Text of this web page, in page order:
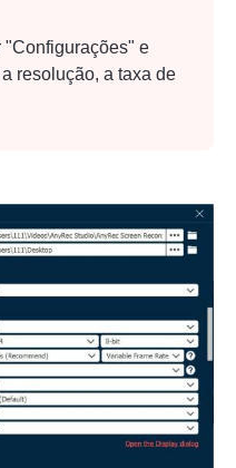
"Configurações" e
resolução, a taxa de